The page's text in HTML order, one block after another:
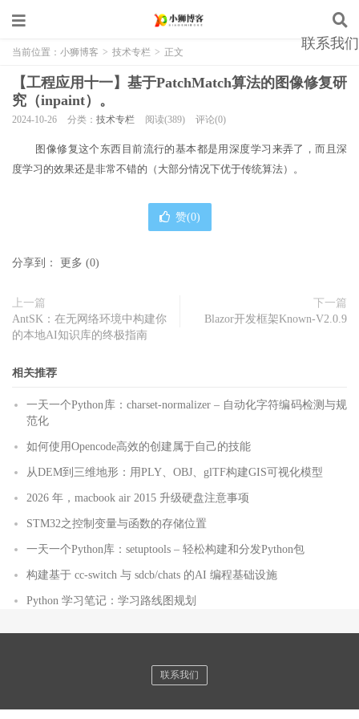
联系我们
当前位置： 小狮博客 > 技术专栏 > 正文
【工程应用十一】基于PatchMatch算法的图像修复研
究（inpaint）。
2024-10-26 分类： 技术专栏 阅读(389) 评论(0)
图像修复这个东西目前流行的基本都是用深度学习来弄了，而且深
度学习的效果还是非常不错的（大部分情况下优于传统算法）。
赞(0)
分享到： 更多 (0)
上一篇
AntSK：在无网络环境中构建你
的本地AI知识库的终极指南
下一篇
Blazor开发框架Known-V2.0.9
相关推荐
一天一个Python库：charset-normalizer – 自动化字符编码检测与规
范化
如何使用Opencode高效的创建属于自己的技能
从DEM到三维地形：用PLY、OBJ、glTF构建GIS可视化模型
2026 年，macbook air 2015 升级硬盘注意事项
STM32之控制变量与函数的存储位置
一天一个Python库：setuptools – 轻松构建和分发Python包
构建基于 cc-switch 与 sdcb/chats 的AI 编程基础设施
Python 学习笔记：学习路线图规划
联系我们